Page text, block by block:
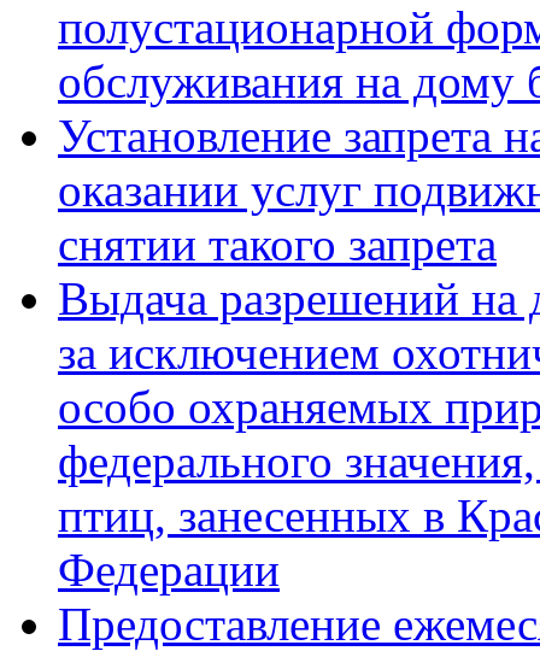
полустационарной
обслуживания на дому
Установление запрета
оказании услуг
снятии такого запрета
Выдача разрешений на
за исключением
особо охраняемых
федерального
птиц, занесенных в
Федерации
Предоставление